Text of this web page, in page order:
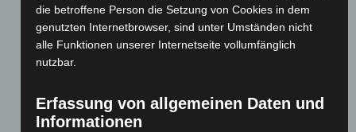
die betroffene Person die Setzung von Cookies in dem
genutzten Internetbrowser, sind unter Umständen nicht
alle Funktionen unserer Internetseite vollumfänglich
nutzbar.
Erfassung von allgemeinen Daten und
Informationen